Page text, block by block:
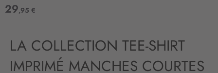
29,95 €
LA COLLECTION TEE-SHIRT
IMPRIMÉ MANCHES COURTES